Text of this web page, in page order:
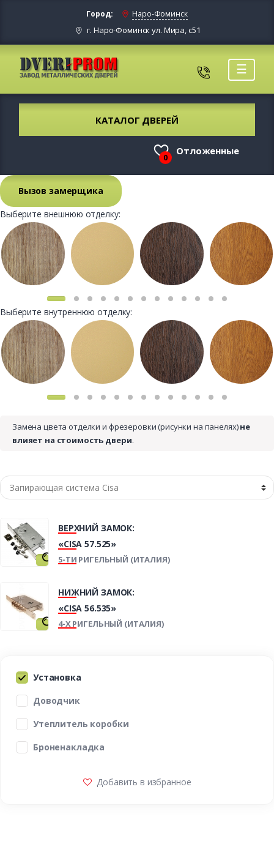
Город: Наро-Фоминск
г. Наро-Фоминск ул. Мира, с51
☰
КАТАЛОГ ДВЕРЕЙ
0
Отложенные
Вызов замерщика
Выберите внешнюю отделку:
Выберите внутреннюю отделку:
Замена цвета отделки и фрезеровки (рисунки на панелях)не
влияет на стоимость двери.
ВЕРХНИЙ ЗАМОК:
«CISA 57.525»
5-ТИ РИГЕЛЬНЫЙ (ИТАЛИЯ)
НИЖНИЙ ЗАМОК:
«CISA 56.535»
4-Х РИГЕЛЬНЫЙ (ИТАЛИЯ)
Установка
Доводчик
Утеплитель коробки
Броненакладка
Добавить в избранное